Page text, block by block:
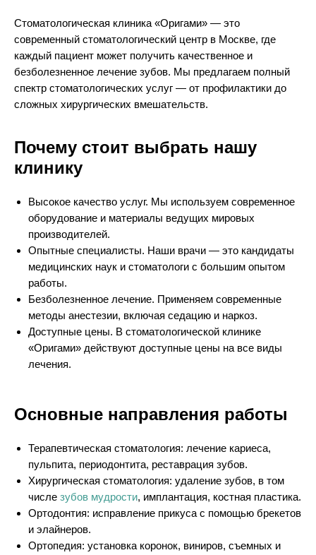
Стоматологическая клиника «Оригами» — это
современный стоматологический центр в Москве, где
каждый пациент может получить качественное и
безболезненное лечение зубов. Мы предлагаем полный
спектр стоматологических услуг — от профилактики до
сложных хирургических вмешательств.
Почему стоит выбрать нашу
клинику
Высокое качество услуг. Мы используем современное
оборудование и материалы ведущих мировых
производителей.
Опытные специалисты. Наши врачи — это кандидаты
медицинских наук и стоматологи с большим опытом
работы.
Безболезненное лечение. Применяем современные
методы анестезии, включая седацию и наркоз.
Доступные цены. В стоматологической клинике
«Оригами» действуют доступные цены на все виды
лечения.
Основные направления работы
Терапевтическая стоматология: лечение кариеса,
пульпита, периодонтита, реставрация зубов.
Хирургическая стоматология: удаление зубов, в том
числе зубов мудрости, имплантация, костная пластика.
Ортодонтия: исправление прикуса с помощью брекетов
и элайнеров.
Ортопедия: установка коронок, виниров, съемных и